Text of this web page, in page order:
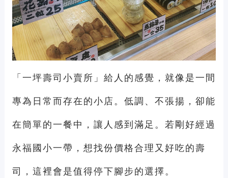
「一坪壽司小賣所」給人的感覺，就像是一間
專為日常而存在的小店。低調、不張揚，卻能
在簡單的一餐中，讓人感到滿足。若剛好經過
永福國小一帶，想找份價格合理又好吃的壽
司，這裡會是值得停下腳步的選擇。